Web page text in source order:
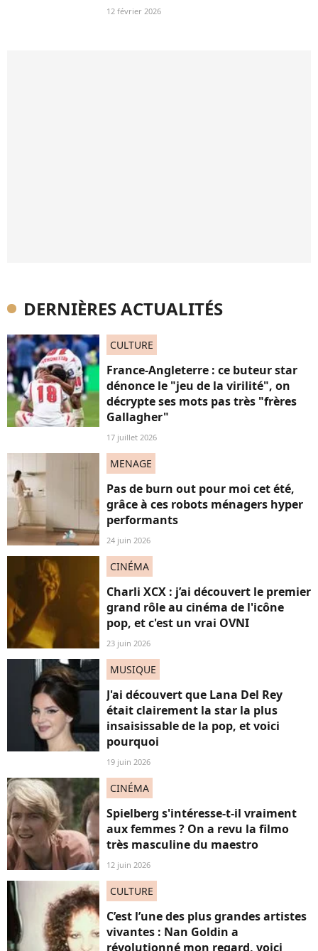
12 février 2026
DERNIÈRES ACTUALITÉS
CULTURE
France-Angleterre : ce buteur star
dénonce le "jeu de la virilité", on
décrypte ses mots pas très "frères
Gallagher"
17 juillet 2026
MENAGE
Pas de burn out pour moi cet été,
grâce à ces robots ménagers hyper
performants
24 juin 2026
CINÉMA
Charli XCX : j’ai découvert le premier
grand rôle au cinéma de l'icône
pop, et c'est un vrai OVNI
23 juin 2026
MUSIQUE
J'ai découvert que Lana Del Rey
était clairement la star la plus
insaisissable de la pop, et voici
pourquoi
19 juin 2026
CINÉMA
Spielberg s'intéresse-t-il vraiment
aux femmes ? On a revu la filmo
très masculine du maestro
12 juin 2026
CULTURE
C’est l’une des plus grandes artistes
vivantes : Nan Goldin a
révolutionné mon regard, voici